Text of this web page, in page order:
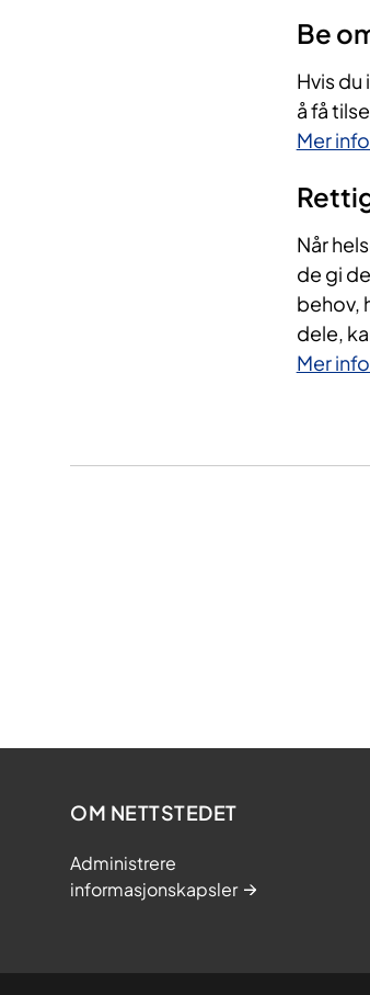
​Be
Hvis
å få
Mer
​Når
de gi
behov,
dele,
Mer
OM NETTSTEDET
Administrere
informasjonskapsler